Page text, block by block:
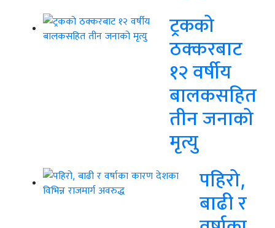
ट्रकको
ठक्करबाट
१२ वर्षीय
बालकसहित
तीन जनाको
मृत्यु
पहिरो,
बाढी र